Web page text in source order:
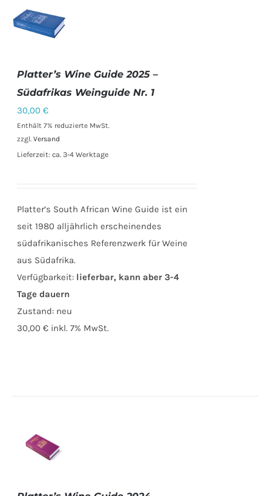
IN DEN
/
DETAILS
Platter’s Wine Guide 2025 –
Südafrikas Weinguide Nr. 1
30,00€
Enthält 7% reduzierte MwSt.
zzgl.Versand
Lieferzeit: ca. 3-4 Werktage
Platter’s South African Wine Guide ist ein
seit 1980 alljährlich erscheinendes
südafrikanisches Referenzwerk für Weine
aus Südafrika.
Verfügbarkeit: lieferbar, kann aber 3-4
Tage dauern
Zustand: neu
30,00 € inkl. 7% MwSt.
/